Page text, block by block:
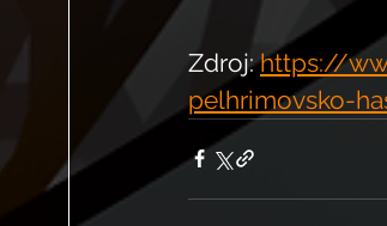
Zdroj: https://
pelhrimovsko-